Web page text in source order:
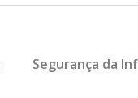
Segurança da